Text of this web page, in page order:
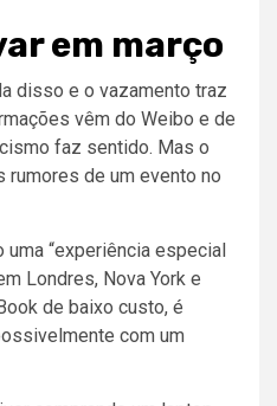
em março
disso e o vazamento traz
vêm do Weibo e de
faz sentido. Mas o
de um evento no
“experiência especial
Londres, Nova York e
de baixo custo, é
com um